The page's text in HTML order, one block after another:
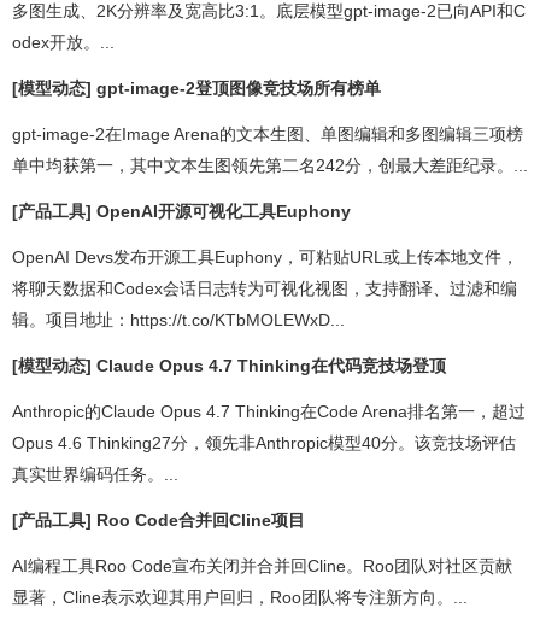
多图生成、2K分辨率及宽高比3:1。底层模型gpt-image-2已向API和C
odex开放。...
[模型动态] gpt-image-2登顶图像竞技场所有榜单
gpt-image-2在Image Arena的文本生图、单图编辑和多图编辑三项榜
单中均获第一，其中文本生图领先第二名242分，创最大差距纪录。...
[产品工具] OpenAI开源可视化工具Euphony
OpenAI Devs发布开源工具Euphony，可粘贴URL或上传本地文件，
将聊天数据和Codex会话日志转为可视化视图，支持翻译、过滤和编
辑。项目地址：https://t.co/KTbMOLEWxD...
[模型动态] Claude Opus 4.7 Thinking在代码竞技场登顶
Anthropic的Claude Opus 4.7 Thinking在Code Arena排名第一，超过
Opus 4.6 Thinking27分，领先非Anthropic模型40分。该竞技场评估
真实世界编码任务。...
[产品工具] Roo Code合并回Cline项目
AI编程工具Roo Code宣布关闭并合并回Cline。Roo团队对社区贡献
显著，Cline表示欢迎其用户回归，Roo团队将专注新方向。...